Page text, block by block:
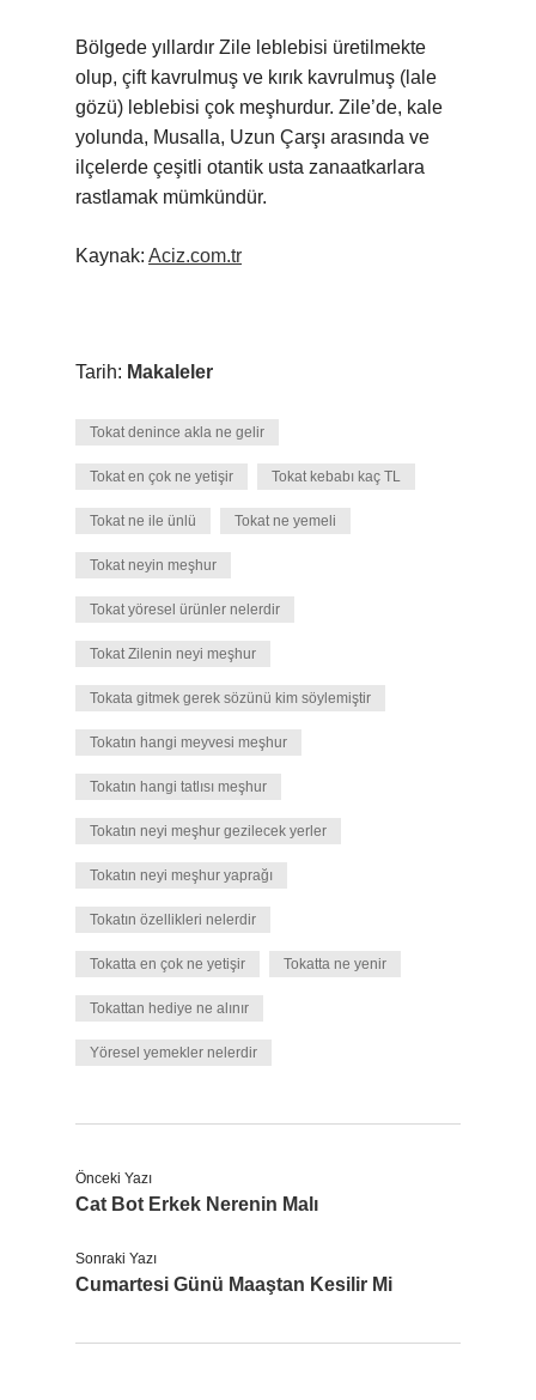
Bölgede yıllardır Zile leblebisi üretilmekte
olup, çift kavrulmuş ve kırık kavrulmuş (lale
gözü) leblebisi çok meşhurdur. Zile’de, kale
yolunda, Musalla, Uzun Çarşı arasında ve
ilçelerde çeşitli otantik usta zanaatkarlara
rastlamak mümkündür.
Kaynak: Aciz.com.tr
Tarih: Makaleler
Tokat denince akla ne gelir
Tokat en çok ne yetişir Tokat kebabı kaç TL
Tokat ne ile ünlü Tokat ne yemeli
Tokat neyin meşhur
Tokat yöresel ürünler nelerdir
Tokat Zilenin neyi meşhur
Tokata gitmek gerek sözünü kim söylemiştir
Tokatın hangi meyvesi meşhur
Tokatın hangi tatlısı meşhur
Tokatın neyi meşhur gezilecek yerler
Tokatın neyi meşhur yaprağı
Tokatın özellikleri nelerdir
Tokatta en çok ne yetişir Tokatta ne yenir
Tokattan hediye ne alınır
Yöresel yemekler nelerdir
Önceki Yazı
Cat Bot Erkek Nerenin Malı
Sonraki Yazı
Cumartesi Günü Maaştan Kesilir Mi